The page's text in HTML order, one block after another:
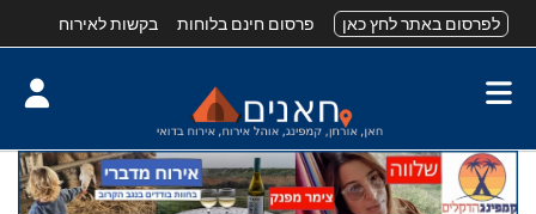
לפרסום באתר לחץ כאן פרסום חינם בלוחות בקשות לאירוח